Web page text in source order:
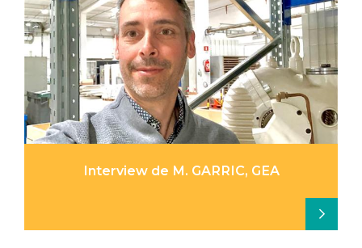
Interview de M. GARRIC, GEA